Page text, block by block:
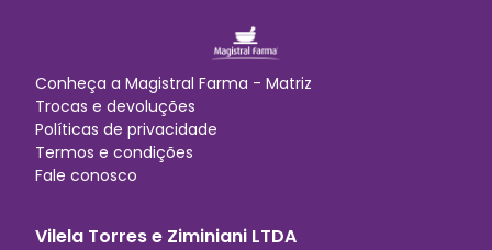
Conheça a Magistral Farma - Matriz
Trocas e devoluções
Políticas de privacidade
Termos e condições
Fale conosco
Vilela Torres e Ziminiani LTDA